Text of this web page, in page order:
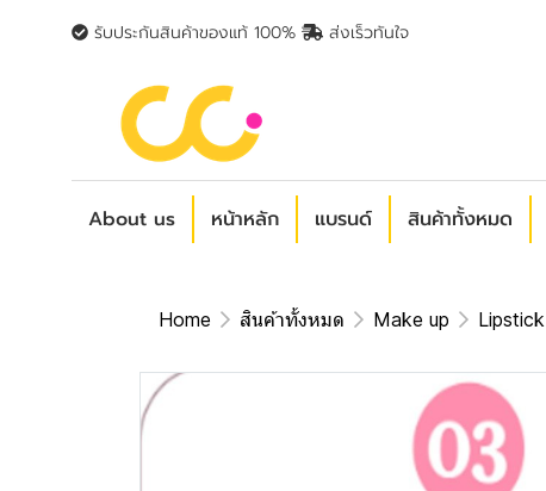
รับประกันสินค้าของแท้ 100% ส่งเร็วทันใจ
About us หน้าหลัก แบรนด์ สินค้าทั้งหมด
Home สินค้าทั้งหมด Make up Lipstick